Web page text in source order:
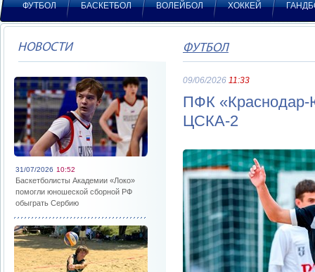
ФУТБОЛ БАСКЕТБОЛ ВОЛЕЙБОЛ ХОККЕЙ
НОВОСТИ
31/07/2026 10:52
Баскетболисты Академии «Локо»
помогли юношеской сборной РФ
обыграть Сербию
ФУТБОЛ
09/06/2026 11:33
ПФК «Краснодар-
ЦСКА-2